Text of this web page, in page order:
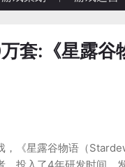
套:《星露谷
，《星露谷物语（